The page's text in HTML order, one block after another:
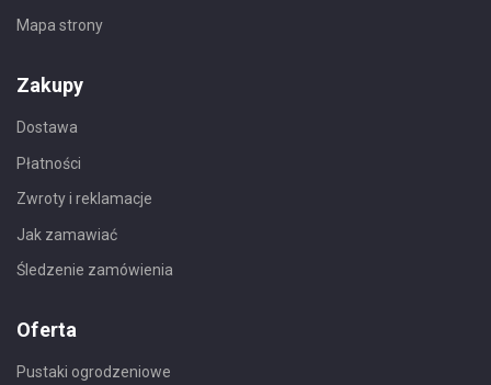
Mapa strony
Zakupy
Dostawa
Płatności
Zwroty i reklamacje
Jak zamawiać
Śledzenie zamówienia
Oferta
Pustaki ogrodzeniowe